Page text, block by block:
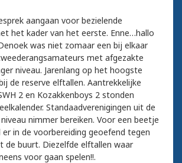
aangaan voor bezielende
het kader van het eerste. Enne…hallo
was niet zomaar een bij elkaar
met afgezakte
niveau. Jarenlang op het hoogste
de reserve elftallen. Aantrekkelijke
2 en Kozakkenboys 2 stonden
Standaadverenigingen uit de
nimmer bereiken. Voor een beetje
in de voorbereiding geoefend tegen
de buurt. Diezelfde elftallen waar
voor gaan spelen!!.